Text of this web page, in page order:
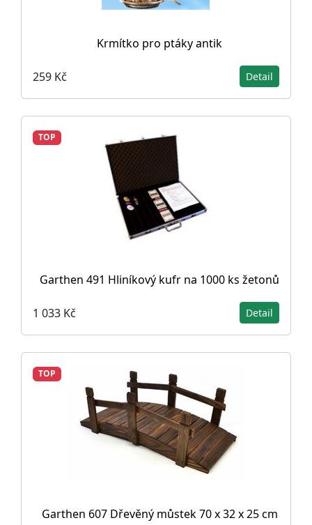
Krmítko pro ptáky antik
259 Kč Detail
TOP
Garthen 491 Hliníkový kufr na 1000 ks žetonů
1 033 Kč Detail
TOP
Garthen 607 Dřevěný můstek 70 x 32 x 25 cm